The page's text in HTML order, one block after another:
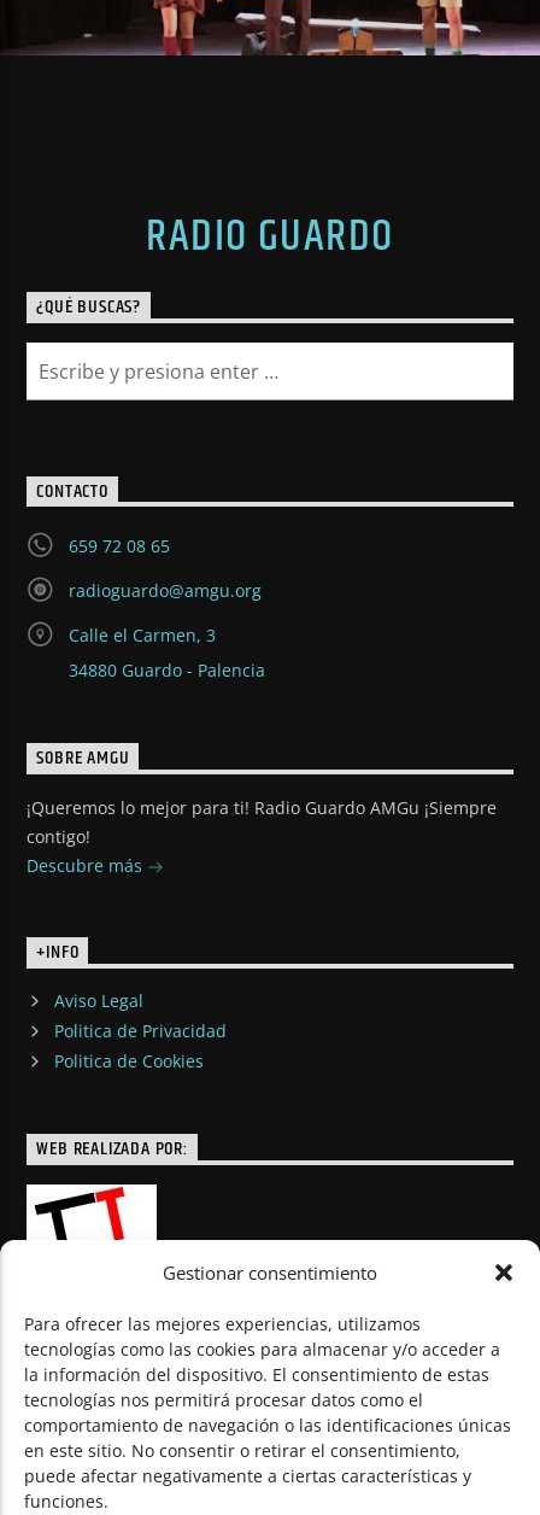
Gestionar consentimiento
Para ofrecer las mejores experiencias, utilizamos
tecnologías como las cookies para almacenar y/o acceder a
la información del dispositivo. El consentimiento de estas
tecnologías nos permitirá procesar datos como el
comportamiento de navegación o las identificaciones únicas
en este sitio. No consentir o retirar el consentimiento,
puede afectar negativamente a ciertas características y
funciones.
RADIO GUARDO
¿QUÉ BUSCAS?
CONTACTO
659 72 08 65
radioguardo@amgu.org
Calle el Carmen, 3
34880 Guardo - Palencia
SOBRE AMGU
¡Queremos lo mejor para ti! Radio Guardo AMGu ¡Siempre
contigo!
Descubre más
+INFO
Aviso Legal
Politica de Privacidad
Politica de Cookies
WEB REALIZADA POR:
© Todos los derechos reservados